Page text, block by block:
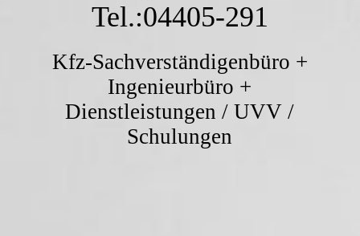
Tel.:04405-291
Kfz-Sachverständigenbüro +
Ingenieurbüro +
Dienstleistungen / UVV /
Schulungen